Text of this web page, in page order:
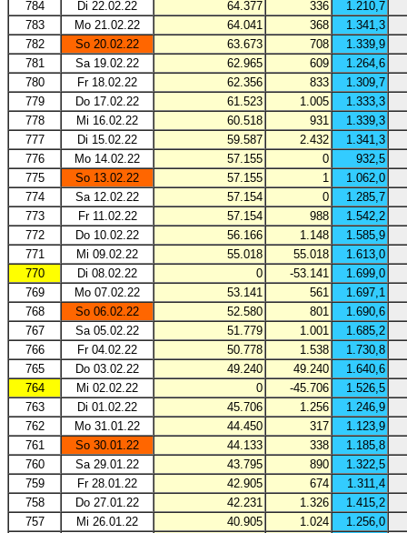
784
Di 22.02.22 64.377 336
1.210,7
783
Mo 21.02.22 64.041 368
1.341,3
782
So 20.02.22 63.673 708
1.339,9
781
Sa 19.02.22 62.965 609
1.264,6
780
Fr 18.02.22 62.356 833
1.309,7
779
Do 17.02.22 61.523 1.005
1.333,3
778
Mi 16.02.22 60.518 931
1.339,3
777
Di 15.02.22 59.587 2.432
1.341,3
776
Mo 14.02.22 57.155 0
932,5
775
So 13.02.22 57.155 1
1.062,0
774
Sa 12.02.22 57.154 0
1.285,7
773
Fr 11.02.22 57.154 988
1.542,2
772
Do 10.02.22 56.166 1.148
1.585,9
771
Mi 09.02.22 55.018 55.018
1.613,0
770
Di 08.02.22 0 -53.141
1.699,0
769
Mo 07.02.22 53.141 561
1.697,1
768
So 06.02.22 52.580 801
1.690,6
767
Sa 05.02.22 51.779 1.001
1.685,2
766
Fr 04.02.22 50.778 1.538
1.730,8
765
Do 03.02.22 49.240 49.240
1.640,6
764
Mi 02.02.22 0 -45.706
1.526,5
763
Di 01.02.22 45.706 1.256
1.246,9
762
Mo 31.01.22 44.450 317
1.123,9
761
So 30.01.22 44.133 338
1.185,8
760
Sa 29.01.22 43.795 890
1.322,5
759
Fr 28.01.22 42.905 674
1.311,4
758
Do 27.01.22 42.231 1.326
1.415,2
757
Mi 26.01.22 40.905 1.024
1.256,0